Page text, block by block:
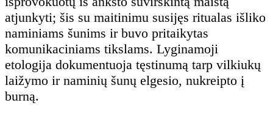
atjunkyti; šis su maitinimu susijęs ritualas išliko
naminiams šunims ir buvo pritaikytas
komunikaciniams tikslams. Lyginamoji
etologija dokumentuoja tęstinumą tarp vilkiukų
laižymo ir naminių šunų elgesio, nukreipto į
burną.